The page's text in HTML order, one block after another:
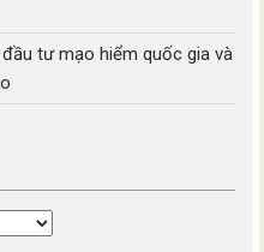
tư mạo hiểm quốc gia và